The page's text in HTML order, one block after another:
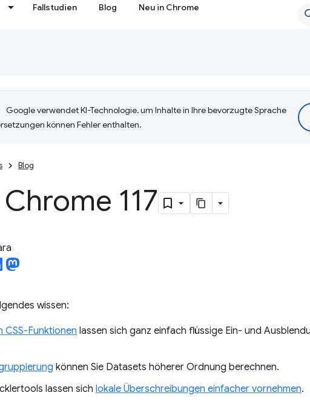
Fallstudien Blog Neu in Chrome
Google verwendet KI-Technologie, um Inhalte in Ihre bevorzugte Sprache
können Fehler enthalten.
Blog
117
wissen:
CSS-Funktionen lassen sich ganz einfach flüssige Ein- und
können Sie Datasets höherer Ordnung berechnen.
lassen sich lokale Überschreibungen einfacher vornehmen.